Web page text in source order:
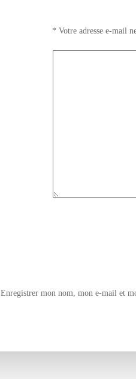
Votre adresse e-mail
*
Enregistrer mon nom, mon e-mail et